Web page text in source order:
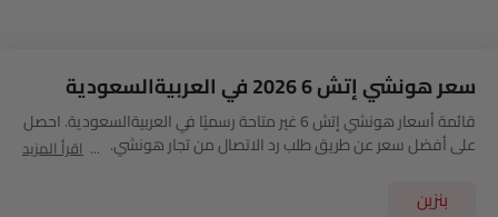
سعر هونشي إتش 6 2026 في العربيةالسعودية
قائمة أسعار هونشي إتش 6 غير متاحة رسميًا في العربيةالسعودية. احصل
على أفضل سعر عن طريق طلب رد الاتصال من تجار هونشي.
اقرأ المزيد
بنزين